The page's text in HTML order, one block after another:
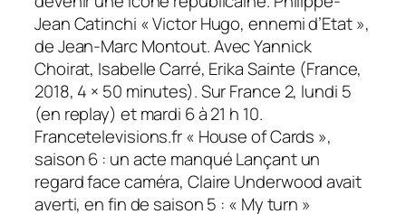
Jean Catinchi « Victor Hugo, ennemi d’Etat »,
de Jean-Marc Montout. Avec Yannick
Choirat, Isabelle Carré, Erika Sainte (France,
2018, 4 × 50 minutes). Sur France 2, lundi 5
(en replay) et mardi 6 à 21 h 10.
Francetelevisions.fr « House of Cards »,
saison 6 : un acte manqué Lançant un
regard face caméra, Claire Underwood avait
averti, en fin de saison 5 : « My turn »